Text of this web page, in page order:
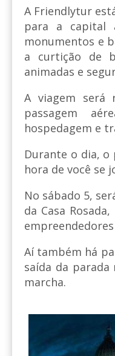
A Friendlytur
para a capital
monumentos e
a curtição de
animadas e
A viagem será
passagem
hospedagem e
Durante o dia, o
hora de você se
No sábado 5,
da Casa
Aí também há
saída da parada
marcha.